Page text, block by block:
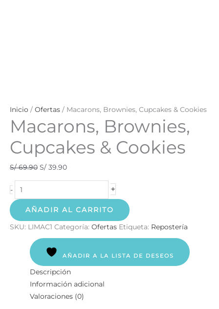
Inicio / Ofertas / Macarons, Brownies, Cupcakes & Cookies
Macarons, Brownies,
Cupcakes & Cookies
S/69.90 S/ 39.90
- +
AÑADIR AL CARRITO
SKU: LIMAC1 Categoría: Ofertas Etiqueta: Repostería
AÑADIR A LA LISTA DE DESEOS
Descripción
Información adicional
Valoraciones (0)